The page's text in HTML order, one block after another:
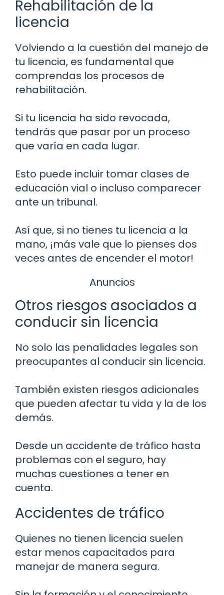
Rehabilitación de la
licencia
Volviendo a la cuestión del manejo de
tu licencia, es fundamental que
comprendas los procesos de
rehabilitación.
Si tu licencia ha sido revocada,
tendrás que pasar por un proceso
que varía en cada lugar.
Esto puede incluir tomar clases de
educación vial o incluso comparecer
ante un tribunal.
Así que, si no tienes tu licencia a la
mano, ¡más vale que lo pienses dos
veces antes de encender el motor!
Anuncios
Otros riesgos asociados a
conducir sin licencia
No solo las penalidades legales son
preocupantes al conducir sin licencia.
También existen riesgos adicionales
que pueden afectar tu vida y la de los
demás.
Desde un accidente de tráfico hasta
problemas con el seguro, hay
muchas cuestiones a tener en
cuenta.
Accidentes de tráfico
Quienes no tienen licencia suelen
estar menos capacitados para
manejar de manera segura.